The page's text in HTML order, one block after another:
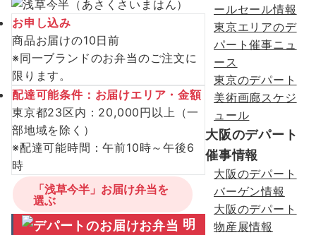
お申し込み
商品お届けの10日前
※同一ブランドのお弁当のご注文に
限ります。
配達可能条件：お届けエリア・金額
東京都23区内：20,000円以上（一
部地域を除く）
※配達可能時間：午前10時～午後6
時
「浅草今半」お届け弁当を
選ぶ
明
ールセール情報
東京エリアのデ
パート催事ニュ
ース
東京のデパート
美術画廊スケジ
ュール
大阪のデパート
催事情報
大阪のデパート
バーゲン情報
大阪のデパート
物産展情報